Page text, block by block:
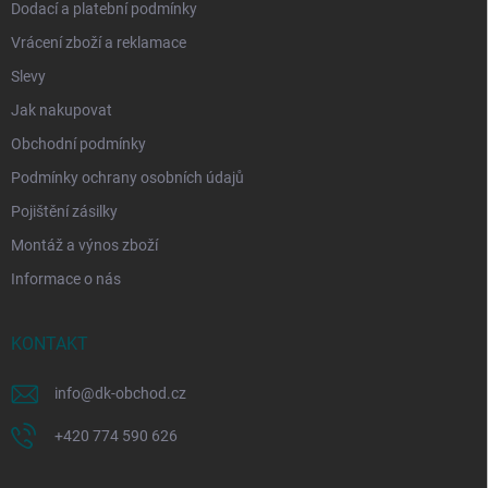
Dodací a platební podmínky
Vrácení zboží a reklamace
Slevy
Jak nakupovat
Obchodní podmínky
Podmínky ochrany osobních údajů
Pojištění zásilky
Montáž a výnos zboží
Informace o nás
KONTAKT
info@dk-obchod.cz
+420 774 590 626